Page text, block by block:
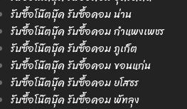
รับซื้อโน๊ตบุ๊ค รับซื้อคอม น่าน
รับซื้อโน๊ตบุ๊ค รับซื้อคอม กำแพงเพชร
รับซื้อโน๊ตบุ๊ค รับซื้อคอม ภูเก็ต
รับซื้อโน๊ตบุ๊ค รับซื้อคอม ขอนแก่น
รับซื้อโน๊ตบุ๊ค รับซื้อคอม ยโสธร
รับซื้อโน๊ตบุ๊ค รับซื้อคอม พัทลุง